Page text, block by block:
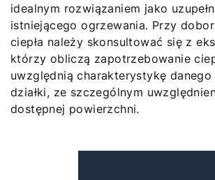
idealnym rozwiązaniem jako
istniejącego ogrzewania. Przy
ciepła należy skonsultować się z
którzy obliczą zapotrzebowanie
uwzględnią charakterystykę
działki, ze szczególnym
dostępnej powierzchni.